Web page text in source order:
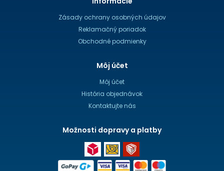
Zásady ochrany osobných údajov
Reklamačný poriadok
Obchodné podmienky
Môj účet
Môj účet
História objednávok
Kontaktujte nás
Možnosti dopravy a platby